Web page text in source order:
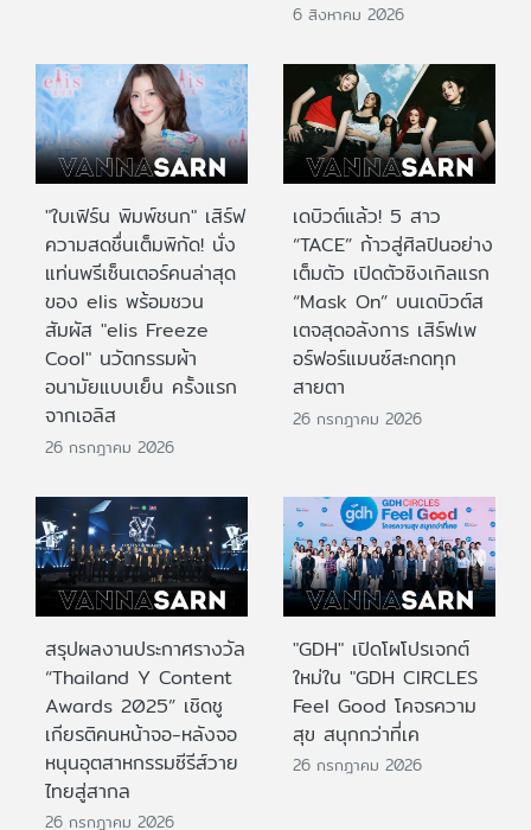
6 สิงหาคม 2026
"ใบเฟิร์น พิมพ์ชนก" เสิร์ฟ
ความสดชื่นเต็มพิกัด! นั่ง
แท่นพรีเซ็นเตอร์คนล่าสุด
ของ elis พร้อมชวน
สัมผัส "elis Freeze
Cool" นวัตกรรมผ้า
อนามัยแบบเย็น ครั้งแรก
จากเอลิส
26 กรกฎาคม 2026
เดบิวต์แล้ว! 5 สาว
“TACE” ก้าวสู่ศิลปินอย่าง
เต็มตัว เปิดตัวซิงเกิลแรก
“Mask On” บนเดบิวต์ส
เตจสุดอลังการ เสิร์ฟเพ
อร์ฟอร์แมนซ์สะกดทุก
สายตา
26 กรกฎาคม 2026
สรุปผลงานประกาศรางวัล
“Thailand Y Content
Awards 2025” เชิดชู
เกียรติคนหน้าจอ-หลังจอ
หนุนอุตสาหกรรมซีรีส์วาย
ไทยสู่สากล
26 กรกฎาคม 2026
"GDH" เปิดโผโปรเจกต์
ใหม่ใน "GDH CIRCLES
Feel Good โคจรความ
สุข สนุกกว่าที่เค
26 กรกฎาคม 2026